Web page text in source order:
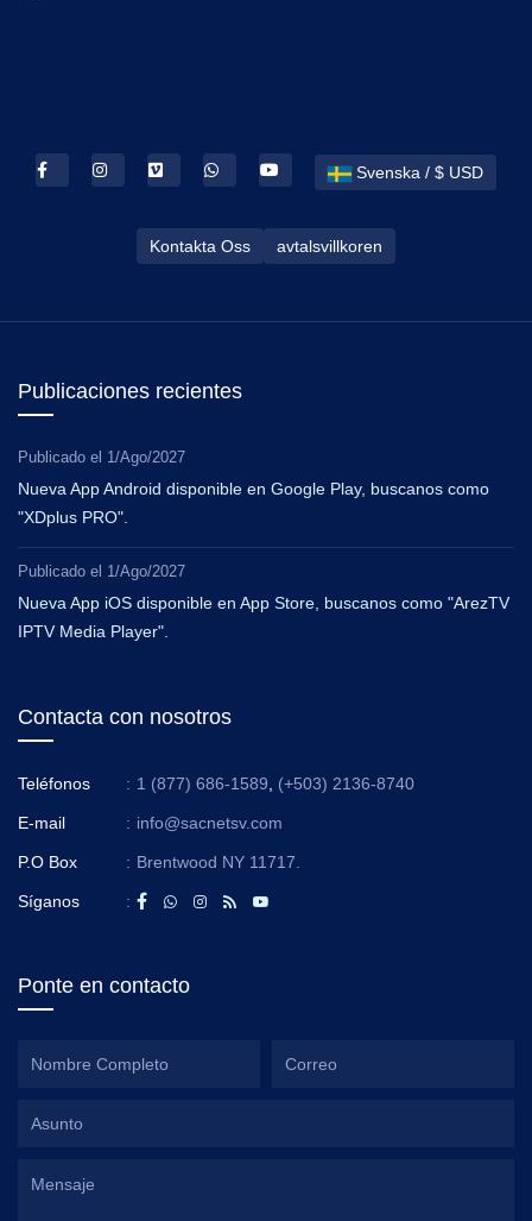
Svenska / $ USD
Kontakta Oss avtalsvillkoren
Publicaciones recientes
Publicado el 1/Ago/2027
Nueva App Android disponible en Google Play, buscanos como
"XDplus PRO".
Publicado el 1/Ago/2027
Nueva App iOS disponible en App Store, buscanos como "ArezTV
IPTV Media Player".
Contacta con nosotros
Teléfonos : 1 (877) 686-1589 (+503) 2136-8740
E-mail : info@sacnetsv.com
P.O Box : Brentwood NY 11717.
Síganos :
Ponte en contacto